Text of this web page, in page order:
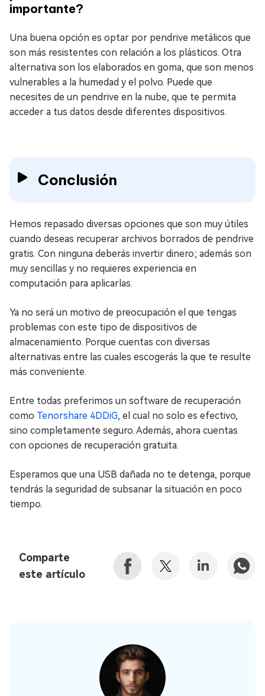
importante?
Una buena opción es optar por pendrive metálicos que
son más resistentes con relación a los plásticos. Otra
alternativa son los elaborados en goma, que son menos
vulnerables a la humedad y el polvo. Puede que
necesites de un pendrive en la nube, que te permita
acceder a tus datos desde diferentes dispositivos.
Conclusión
Hemos repasado diversas opciones que son muy útiles
cuando deseas recuperar archivos borrados de pendrive
gratis. Con ninguna deberás invertir dinero; además son
muy sencillas y no requieres experiencia en
computación para aplicarlas.
Ya no será un motivo de preocupación el que tengas
problemas con este tipo de dispositivos de
almacenamiento. Porque cuentas con diversas
alternativas entre las cuales escogerás la que te resulte
más conveniente.
Entre todas preferimos un software de recuperación
como Tenorshare 4DDiG, el cual no solo es efectivo,
sino completamente seguro. Además, ahora cuentas
con opciones de recuperación gratuita.
Esperamos que una USB dañada no te detenga, porque
tendrás la seguridad de subsanar la situación en poco
tiempo.
Comparte
este artículo